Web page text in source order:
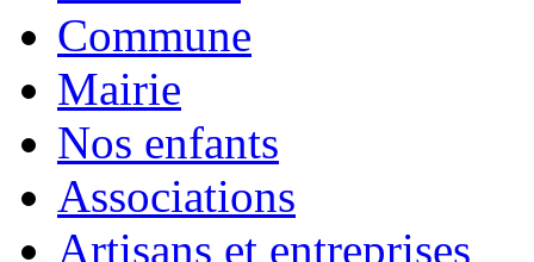
Commune
Mairie
Nos enfants
Associations
Artisans et entreprises